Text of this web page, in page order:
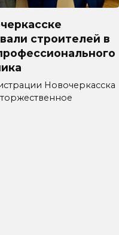
строителей в
Новочеркасска